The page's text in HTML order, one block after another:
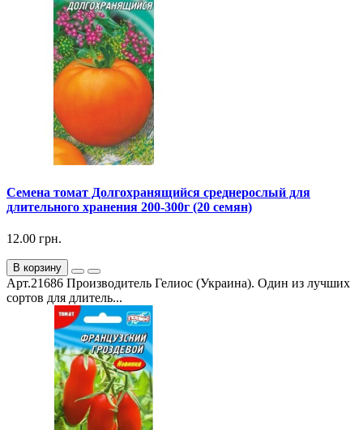
Семена томат Долгохранящийся среднерослый для
длительного хранения 200-300г (20 семян)
12.00 грн.
В корзину
Арт.21686 Производитель Гелиос (Украина). Один из лучших
сортов для длитель...